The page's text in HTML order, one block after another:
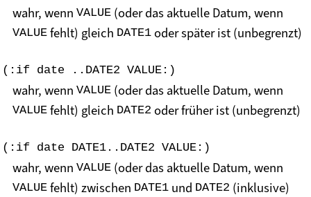
wahr, wenn VALUE (oder das aktuelle Datum, wenn
VALUE fehlt) gleich DATE1 oder später ist (unbegrenzt)
(:if date ..DATE2 VALUE:)
wahr, wenn VALUE (oder das aktuelle Datum, wenn
VALUE fehlt) gleich DATE2 oder früher ist (unbegrenzt)
(:if date DATE1..DATE2 VALUE:)
wahr, wenn VALUE (oder das aktuelle Datum, wenn
VALUE fehlt) zwischen DATE1 und DATE2 (inklusive)